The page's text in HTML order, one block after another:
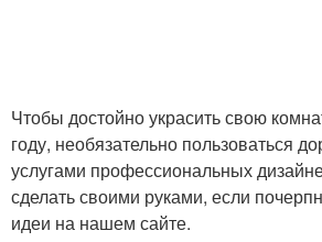
Чтобы достойно украсить свою
году, необязательно пользоваться
услугами профессиональных
сделать своими руками, если
идеи на нашем сайте.